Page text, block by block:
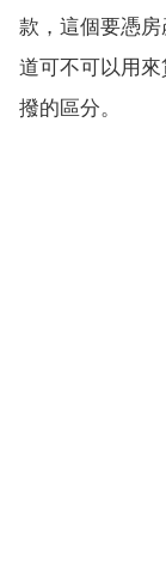
款，這個要憑
道可不可以用
撥的區分。